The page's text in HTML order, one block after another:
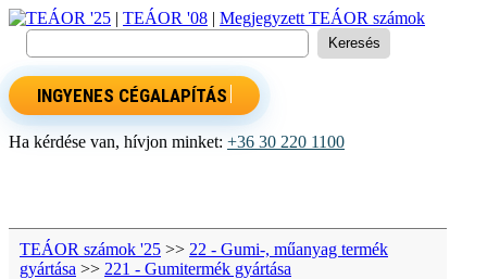
TEÁOR '25 | TEÁOR '08 | Megjegyzett TEÁOR számok
INGYENES CÉGALAPÍTÁS
Ha kérdése van, hívjon minket: +36 30 220 1100
TEÁOR számok '25 >> 22 - Gumi-, műanyag termék
gyártása >> 221 - Gumitermék gyártása